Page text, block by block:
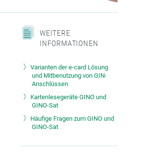
WEITERE
INFORMATIONEN
Varianten der e-card Lösung
und Mitbenutzung von GIN-
Anschlüssen
Kartenlesegeräte GINO und
GINO-Sat
Häufige Fragen zum GINO und
GINO-Sat